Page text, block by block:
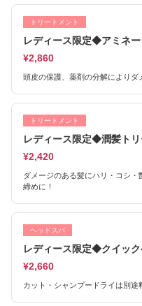
トリートメント
レディース限定◆アミネー
¥2,860
頭皮の保護、薬剤の分解により
トリートメント
レディース限定◆潤髪トリ
¥2,420
ダメージのある髪にハリ・コシ
締めに！
ヘッドスパ
レディース限定◆クイッ
¥2,660
カット・シャンプードライは別途